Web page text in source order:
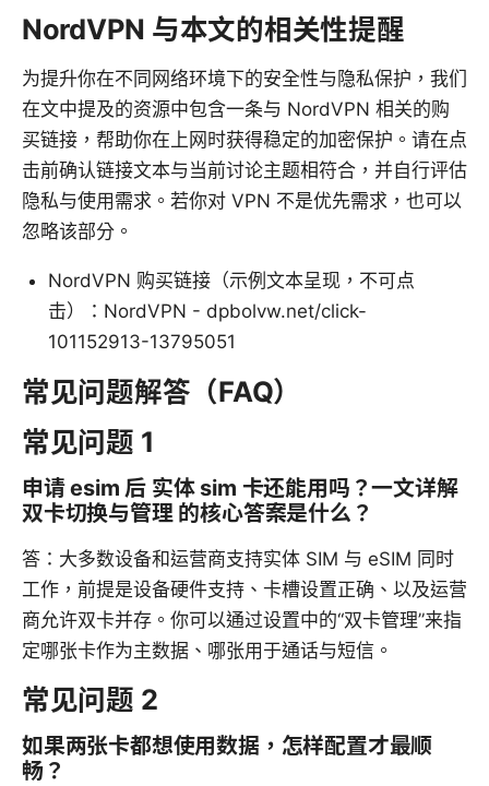
NordVPN 与本文的相关性提醒
为提升你在不同网络环境下的安全性与隐私保护，我们
在文中提及的资源中包含一条与 NordVPN 相关的购
买链接，帮助你在上网时获得稳定的加密保护。请在点
击前确认链接文本与当前讨论主题相符合，并自行评估
隐私与使用需求。若你对 VPN 不是优先需求，也可以
忽略该部分。
NordVPN 购买链接（示例文本呈现，不可点
击）：NordVPN - dpbolvw.net/click-
101152913-13795051
常见问题解答（FAQ）
常见问题 1
申请 esim 后 实体 sim 卡还能用吗？一文详解
双卡切换与管理 的核心答案是什么？
答：大多数设备和运营商支持实体 SIM 与 eSIM 同时
工作，前提是设备硬件支持、卡槽设置正确、以及运营
商允许双卡并存。你可以通过设置中的“双卡管理”来指
定哪张卡作为主数据、哪张用于通话与短信。
常见问题 2
如果两张卡都想使用数据，怎样配置才最顺
畅？